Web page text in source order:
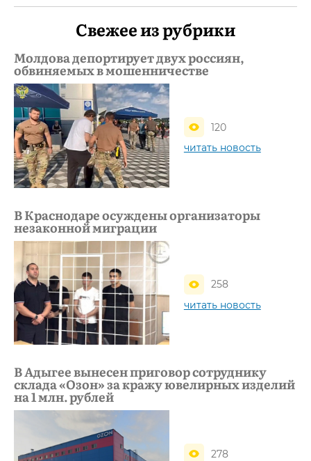
Свежее из рубрики
Молдова депортирует двух россиян,
обвиняемых в мошенничестве
120
читать новость
В Краснодаре осуждены организаторы
незаконной миграции
258
читать новость
В Адыгее вынесен приговор сотруднику
склада «Озон» за кражу ювелирных изделий
на 1 млн. рублей
278